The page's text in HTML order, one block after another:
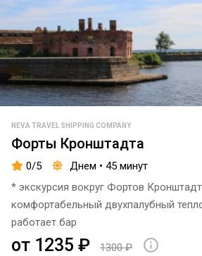
NEVA TRAVEL SHIPPING COMPANY
Форты Кронштадта
0/5
Днем • 45 минут
* экскурсия вокруг Фортов
комфортабельный двухпалубный
работает бар
от 1235 ₽ 1300 ₽